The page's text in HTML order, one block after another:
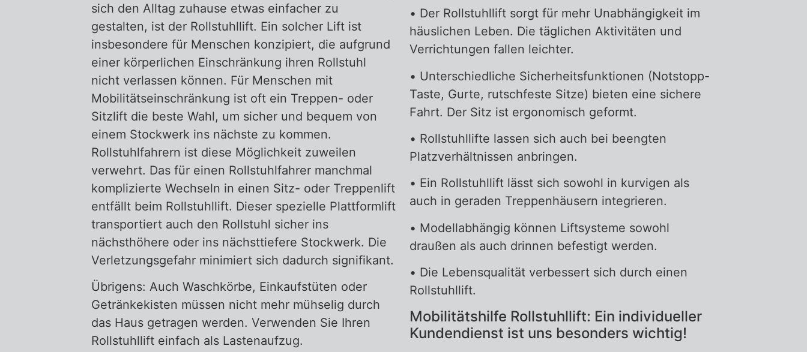
sich den Alltag zuhause etwas einfacher zu
gestalten, ist der Rollstuhllift. Ein solcher Lift ist
insbesondere für Menschen konzipiert, die aufgrund
einer körperlichen Einschränkung ihren Rollstuhl
nicht verlassen können. Für Menschen mit
Mobilitätseinschränkung ist oft ein Treppen- oder
Sitzlift die beste Wahl, um sicher und bequem von
einem Stockwerk ins nächste zu kommen.
Rollstuhlfahrern ist diese Möglichkeit zuweilen
verwehrt. Das für einen Rollstuhlfahrer manchmal
komplizierte Wechseln in einen Sitz- oder Treppenlift
entfällt beim Rollstuhllift. Dieser spezielle Plattformlift
transportiert auch den Rollstuhl sicher ins
nächsthöhere oder ins nächsttiefere Stockwerk. Die
Verletzungsgefahr minimiert sich dadurch signifikant.
Übrigens: Auch Waschkörbe, Einkaufstüten oder
Getränkekisten müssen nicht mehr mühselig durch
das Haus getragen werden. Verwenden Sie Ihren
Rollstuhllift einfach als Lastenaufzug.
• Der Rollstuhllift sorgt für mehr Unabhängigkeit im
häuslichen Leben. Die täglichen Aktivitäten und
Verrichtungen fallen leichter.
• Unterschiedliche Sicherheitsfunktionen (Notstopp-
Taste, Gurte, rutschfeste Sitze) bieten eine sichere
Fahrt. Der Sitz ist ergonomisch geformt.
• Rollstuhllifte lassen sich auch bei beengten
Platzverhältnissen anbringen.
• Ein Rollstuhllift lässt sich sowohl in kurvigen als
auch in geraden Treppenhäusern integrieren.
• Modellabhängig können Liftsysteme sowohl
draußen als auch drinnen befestigt werden.
• Die Lebensqualität verbessert sich durch einen
Rollstuhllift.
Mobilitätshilfe Rollstuhllift: Ein individueller
Kundendienst ist uns besonders wichtig!